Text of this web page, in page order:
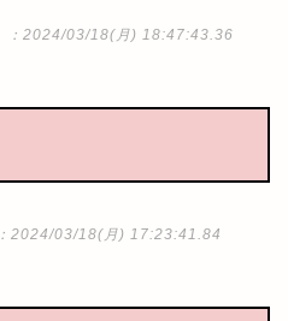
：2024/03/18(月) 18:47:43.36
：2024/03/18(月) 17:23:41.84